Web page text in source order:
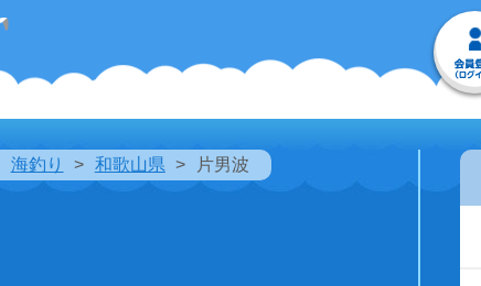
海釣り 和歌山県 片男波